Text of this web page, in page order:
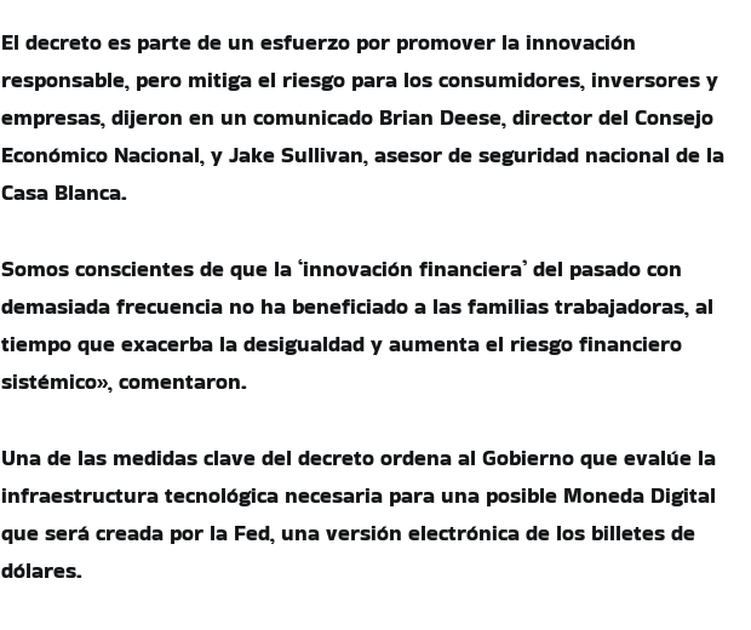
El decreto es parte de un esfuerzo por promover la innovación
responsable, pero mitiga el riesgo para los consumidores, inversores y
empresas, dijeron en un comunicado Brian Deese, director del Consejo
Económico Nacional, y Jake Sullivan, asesor de seguridad nacional de la
Casa Blanca.
Somos conscientes de que la ‘innovación financiera’ del pasado con
demasiada frecuencia no ha beneficiado a las familias trabajadoras, al
tiempo que exacerba la desigualdad y aumenta el riesgo financiero
sistémico», comentaron.
Una de las medidas clave del decreto ordena al Gobierno que evalúe la
infraestructura tecnológica necesaria para una posible Moneda Digital
que será creada por la Fed, una versión electrónica de los billetes de
dólares.